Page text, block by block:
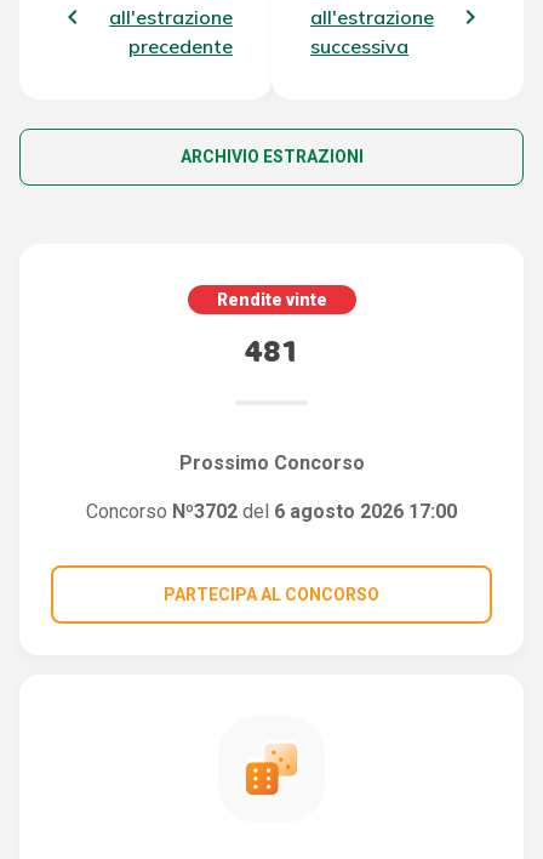
all'estrazione
precedente
all'estrazione
successiva
ARCHIVIO ESTRAZIONI
Rendite vinte
481
Prossimo Concorso
Concorso Nº3702 del 6 agosto 2026 17:00
PARTECIPA AL CONCORSO